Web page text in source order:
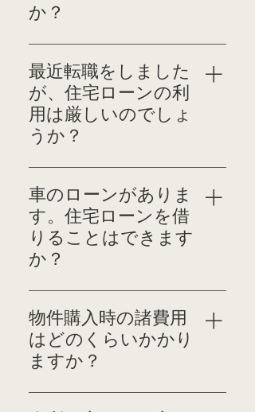
きる場合もあります。
般的には年収の25％が目
安とされていますが、
上限は35％くらいまで
可能となります。 物件
の購入価格は年収の5倍
程度が妥当とされてい
ますが、自己資金や贈与
物件でも十分購入可能だ
といえます。 どちらが
お客様のライフスタイ
ルにより合うのかが重
要になりますので、ま
ずはご相談くださいま
せ。お客様のライフス
タイルに合わせたご提
案をさせていただきま
す。
か？
金融機関により審査の基
準は異なりますが、原則
1年以上の継続した勤務
が必要です。 ただし、
見込年収という形で審査
する場合もありますの
で、勤続年数の短い方も
ご相談下さいませ。
最近転職をしました
が、住宅ローンの利
用は厳しいのでしょ
うか？
金融機関によって審査の
基準は異なりますが、原
則1年以上の継続した勤
務が必要です。 それよ
り短い場合でも借りら
れる場合もありますの
で、ご相談くださいま
せ。 金融機関に事前相
談を行うことも可能で
ございます。
車のローンがありま
す。住宅ローンを借
りることはできます
か？
車などのローンがある
場合、そのローンの毎月
の返済額を考慮に入れ
て、住宅ローンの月々の
支払いが可能かどうか
の審査が行なわれま
物件購入時の諸費用
はどのくらいかかり
ますか？
売買代金以外にかかる諸